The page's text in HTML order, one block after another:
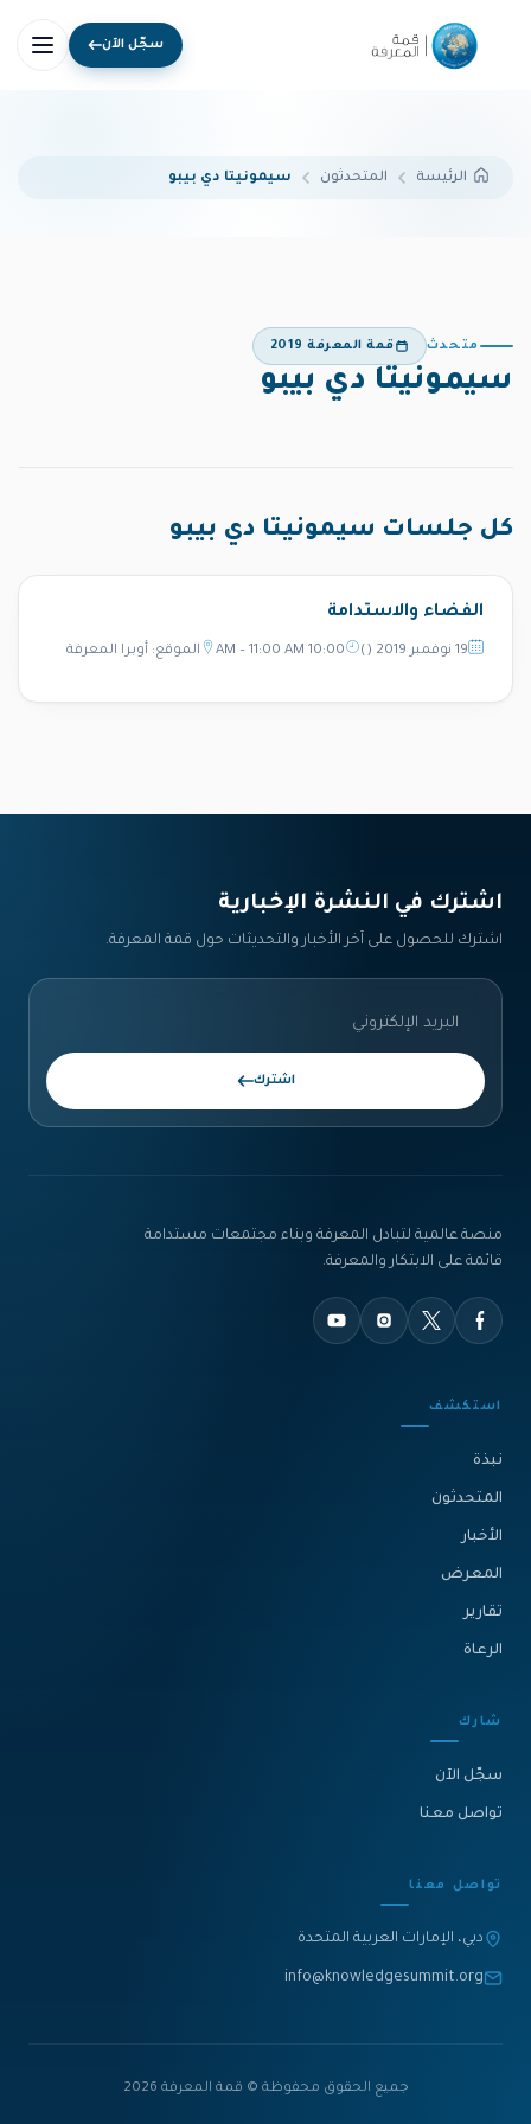
سجّل الآن
الرئيسة المتحدثون سيمونيتا دي بيبو
متحدث قمة المعرفة 2019
سيمونيتا دي بيبو
كل جلسات سيمونيتا دي بيبو
الفضاء والاستدامة
19 نوفمبر 2019 () 10:00 AM – 11:00 AM الموقع: أوبرا المعرفة
اشترك في النشرة الإخبارية‎
اشترك للحصول على آخر الأخبار والتحديثات حول قمة المعرفة.
اشترك
منصة عالمية لتبادل المعرفة وبناء مجتمعات مستدامة
قائمة على الابتكار والمعرفة.
استكشف
نبذة‎
المتحدثون
الأخبار
المعرض
تقارير
الرعاة
شارك
سجّل الآن
تواصل معنا
تواصل معنا
دبي، الإمارات العربية المتحدة
info@knowledgesummit.org
جميع الحقوق محفوظة © قمة المعرفة 2026